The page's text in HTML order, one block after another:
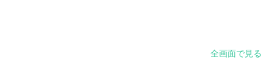
全画面で見る